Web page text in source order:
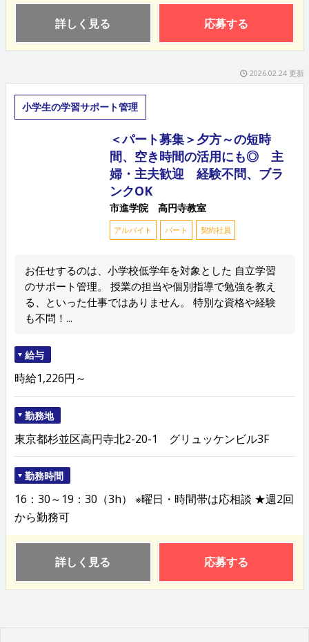
詳しく見る 応募する
2026.02.24 更新
小学生の学習サポート管理
＜パート募集＞夕方～の短時
間、空き時間の活用にも◎ 主
婦・主夫歓迎 経験不問、ブラ
ンクOK
市進学院 高円寺教室
アルバイト パート 契約社員
お任せするのは、小学校低学年を対象とした 自立学習
のサポート管理。 授業の担当や個別指導で勉強を教え
る、といった仕事ではありません。 特別な資格や経験
も不問！...
給与
時給1,226円～
勤務地
東京都杉並区高円寺北2-20-1 グリュッケンビル3F
勤務時間
16：30～19：30（3h） ※曜日・時間帯は応相談 ★週2回
から勤務可
詳しく見る 応募する